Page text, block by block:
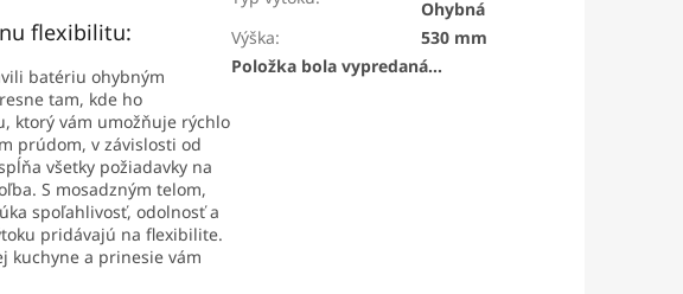
flexibilitu:
batériu ohybným
tam, kde ho
ktorý vám umožňuje rýchlo
prúdom, v závislosti od
všetky požiadavky na
S mosadzným telom,
spoľahlivosť, odolnosť a
pridávajú na flexibilite.
kuchyne a prinesie vám
Ohybná
Výška:
530 mm
Položka bola vypredaná…